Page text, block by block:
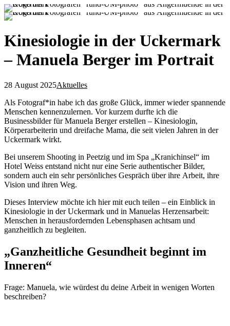
Kinesiologie in der Uckermark
– Manuela Berger im Portrait
28 August 2025Aktuelles
Als Fotograf*in habe ich das große Glück, immer wieder spannende
Menschen kennenzulernen. Vor kurzem durfte ich die
Businessbilder für Manuela Berger erstellen – Kinesiologin,
Körperarbeiterin und dreifache Mama, die seit vielen Jahren in der
Uckermark wirkt.
Bei unserem Shooting in Peetzig und im Spa „Kranichinsel“ im
Hotel Weiss entstand nicht nur eine Serie authentischer Bilder,
sondern auch ein sehr persönliches Gespräch über ihre Arbeit, ihre
Vision und ihren Weg.
Dieses Interview möchte ich hier mit euch teilen – ein Einblick in
Kinesiologie in der Uckermark und in Manuelas Herzensarbeit:
Menschen in herausfordernden Lebensphasen achtsam und
ganzheitlich zu begleiten.
„Ganzheitliche Gesundheit beginnt im
Inneren“
Frage: Manuela, wie würdest du deine Arbeit in wenigen Worten
beschreiben?